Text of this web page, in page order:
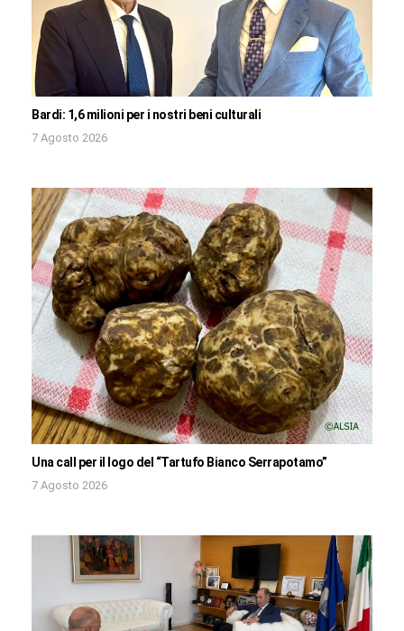
Bardi: 1,6 milioni per i nostri beni culturali
7 Agosto 2026
Una call per il logo del “Tartufo Bianco Serrapotamo”
7 Agosto 2026